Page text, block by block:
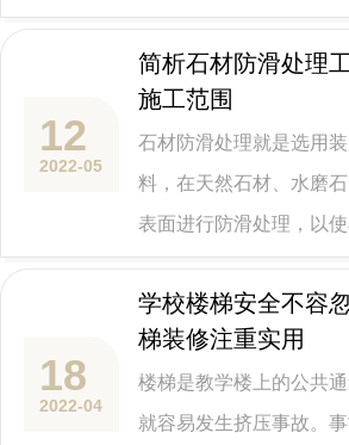
挥作用。维护工作量小
于硬质地板砖湿滑可能
问题。
聚合物、玻璃珠等不同
要功能用在台阶和斜坡
跌倒受伤。防滑贴可广泛
校、医院、幼儿园、酒店
堂、游乐场、事业单位
斜坡公共区域场所。
12
2022-05
简析石材防滑处理
施工范围
石材防滑处理就是选用
料，在天然石材、水磨
表面进行防滑处理，以
比较好的防滑效果。石
适用于楼梯台阶、潮湿
处理后所形成的坚硬防滑
着在石材表面，稳定性
力造成脱落。
18
2022-04
学校楼梯安全不容
梯装修注重实用
楼梯是教学楼上的公共
就容易发生挤压事故。